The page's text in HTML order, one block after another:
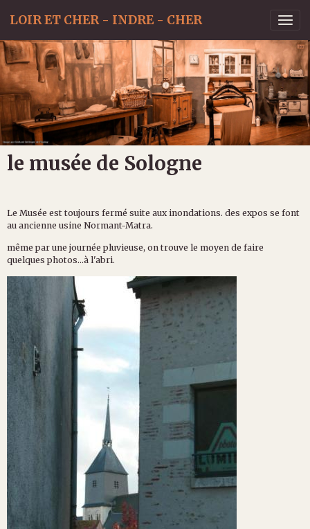
LOIR ET CHER - INDRE - CHER
le musée de Sologne
Le Musée est toujours fermé suite aux inondations. des expos se font
au ancienne usine Normant-Matra.
même par une journée pluvieuse, on trouve le moyen de faire
quelques photos...à l'abri.